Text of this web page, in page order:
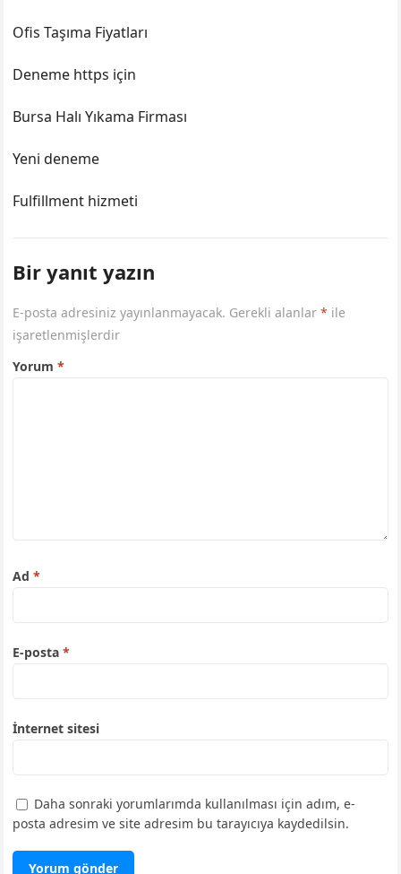
Ofis Taşıma Fiyatları
Deneme https için
Bursa Halı Yıkama Firması
Yeni deneme
Fulfillment hizmeti
Bir yanıt yazın
E-posta adresiniz yayınlanmayacak. Gerekli alanlar* ile
işaretlenmişlerdir
Yorum*
Ad*
E-posta*
İnternet sitesi
Daha sonraki yorumlarımda kullanılması için adım, e-
posta adresim ve site adresim bu tarayıcıya kaydedilsin.